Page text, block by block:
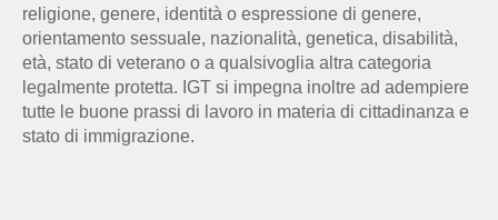
religione, genere, identità o espressione di genere,
orientamento sessuale, nazionalità, genetica, disabilità,
età, stato di veterano o a qualsivoglia altra categoria
legalmente protetta. IGT si impegna inoltre ad adempiere
tutte le buone prassi di lavoro in materia di cittadinanza e
stato di immigrazione.